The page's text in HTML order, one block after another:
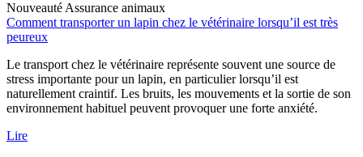
Nouveauté Assurance animaux
Comment transporter un lapin chez le vétérinaire lorsqu’il est très
peureux
Le transport chez le vétérinaire représente souvent une source de
stress importante pour un lapin, en particulier lorsqu’il est
naturellement craintif. Les bruits, les mouvements et la sortie de son
environnement habituel peuvent provoquer une forte anxiété.
Lire